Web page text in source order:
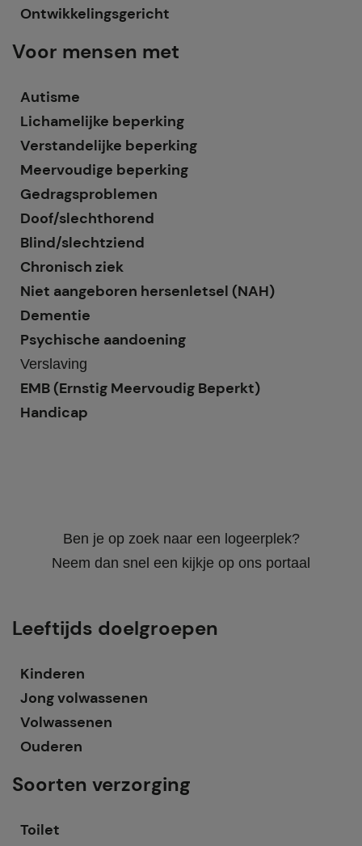
Ontwikkelingsgericht
Voor mensen met
Autisme
Lichamelijke beperking
Verstandelijke beperking
Meervoudige beperking
Gedragsproblemen
Doof/slechthorend
Blind/slechtziend
Chronisch ziek
Niet aangeboren hersenletsel (NAH)
Dementie
Psychische aandoening
Verslaving
EMB (Ernstig Meervoudig Beperkt)
Handicap
Ben je op zoek naar een logeerplek?
Neem dan snel een kijkje op ons portaal
Leeftijds doelgroepen
Kinderen
Jong volwassenen
Volwassenen
Ouderen
Soorten verzorging
Toilet